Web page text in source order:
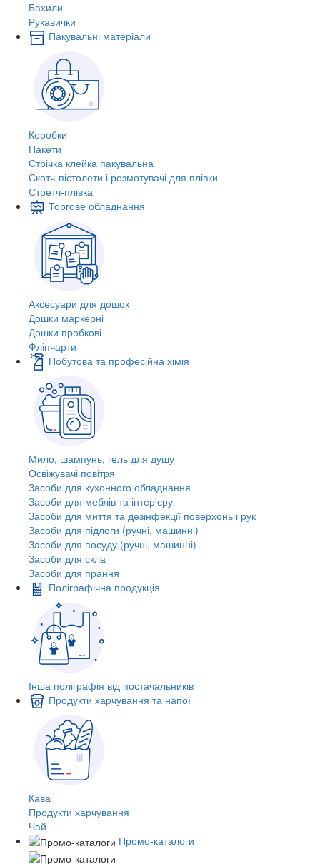
Бахили
Рукавички
Пакувальні матеріали
Коробки
Пакети
Стрічка клейка пакувальна
Скотч-пістолети і розмотувачі для плівки
Стретч-плівка
Торгове обладнання
Аксесуари для дошок
Дошки маркерні
Дошки пробкові
Фліпчарти
Побутова та професійна хімія
Мило, шампунь, гель для душу
Освіжувачі повітря
Засоби для кухонного обладнання
Засоби для меблів та інтер'єру
Засоби для миття та дезінфекції поверхонь і рук
Засоби для підлоги (ручні, машинні)
Засоби для посуду (ручні, машинні)
Засоби для скла
Засоби для прання
Поліграфічна продукція
Інша поліграфія від постачальників
Продукти харчування та напої
Кава
Продукти харчування
Чай
Промо-каталоги